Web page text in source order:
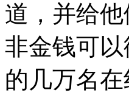
道，并给
非金钱可
的几万名在